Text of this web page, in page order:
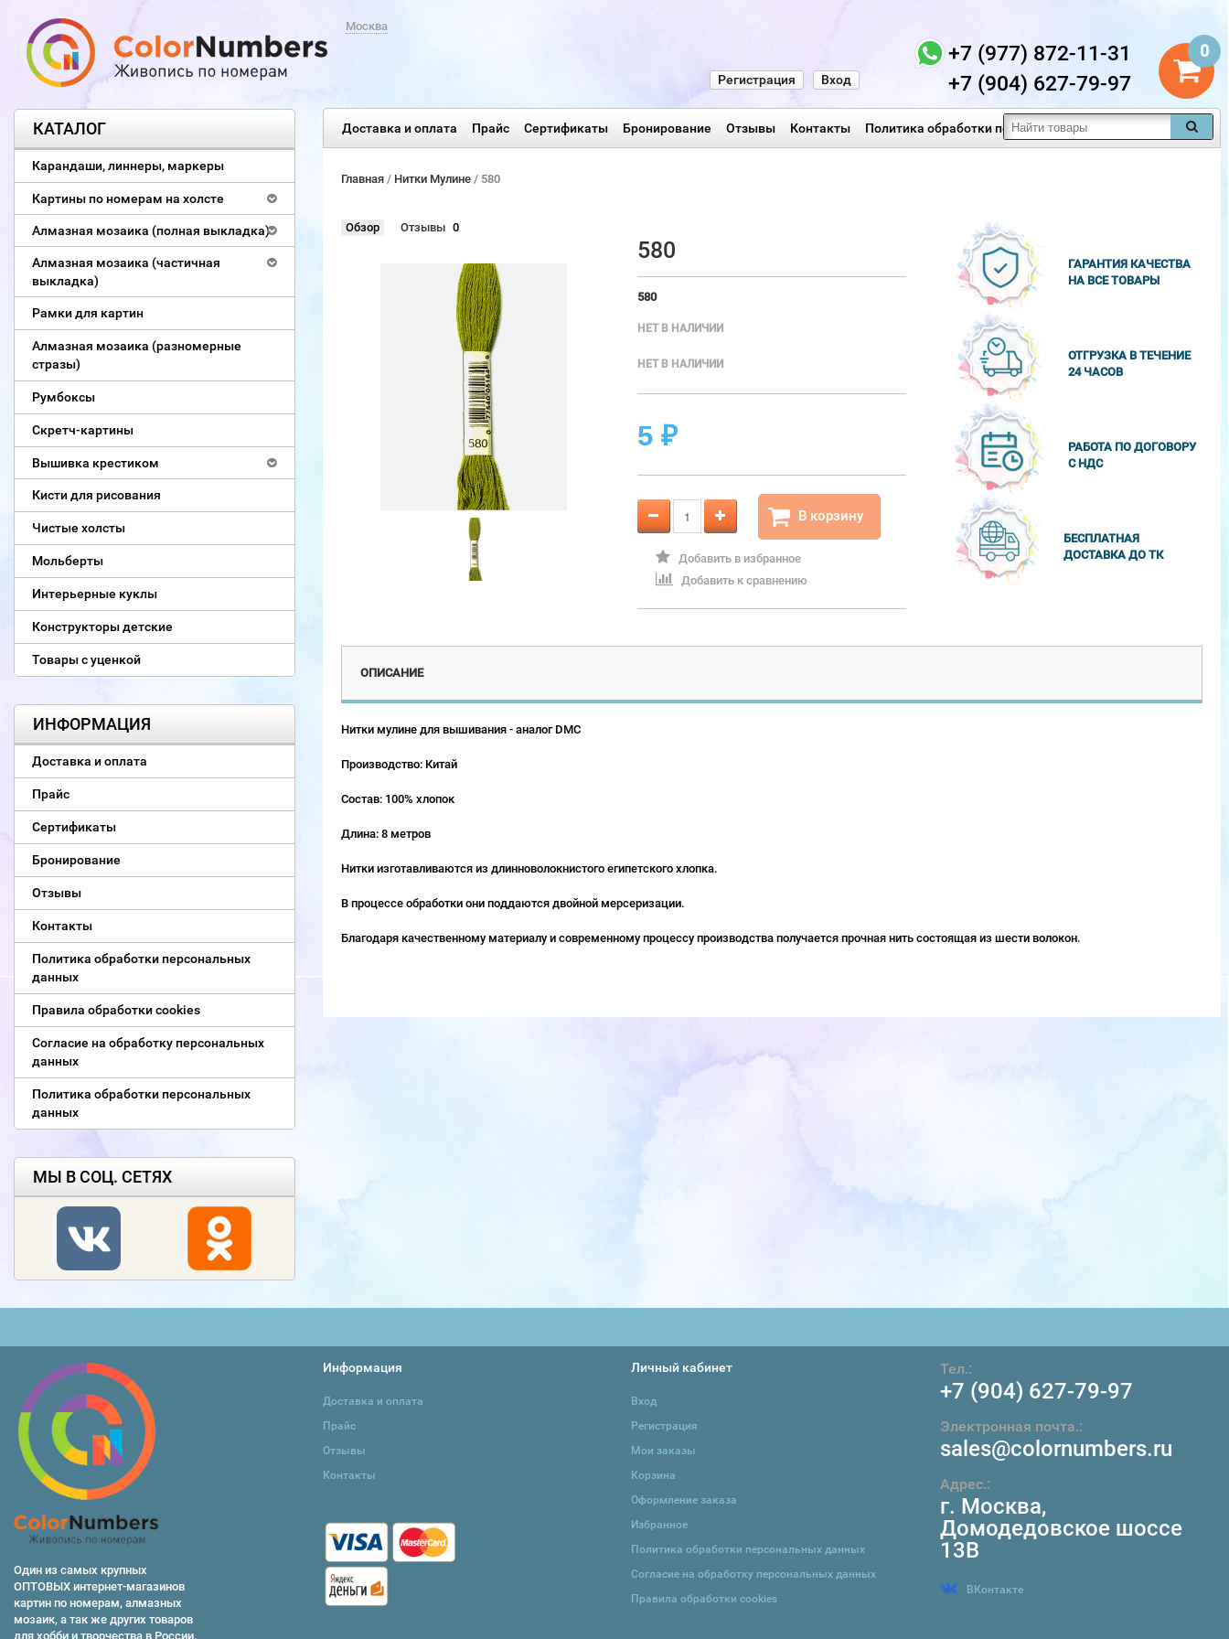
Москва
0
+7 (977) 872-11-31
+7 (904) 627-79-97
Вход
Регистрация
Доставка и оплата Прайс Сертификаты Бронирование Отзывы Контакты Политика обработки персональных данных
КАТАЛОГ
Карандаши, линнеры, маркеры
Картины по номерам на холсте
Алмазная мозаика (полная выкладка)
Алмазная мозаика (частичная
выкладка)
Рамки для картин
Алмазная мозаика (разномерные
стразы)
Румбоксы
Скретч-картины
Вышивка крестиком
Кисти для рисования
Чистые холсты
Мольберты
Интерьерные куклы
Конструкторы детские
Товары с уценкой
ИНФОРМАЦИЯ
Доставка и оплата
Прайс
Сертификаты
Бронирование
Отзывы
Контакты
Политика обработки персональных
данных
Правила обработки cookies
Согласие на обработку персональных
данных
Политика обработки персональных
данных
МЫ В СОЦ. СЕТЯХ
Главная/ Нитки Мулине / 580
Обзор Отзывы 0
580
580
НЕТ В НАЛИЧИИ
НЕТ В НАЛИЧИИ
5 ₽
В корзину
Добавить в избранное
Добавить к сравнению
ГАРАНТИЯ КАЧЕСТВА
НА ВСЕ ТОВАРЫ
ОТГРУЗКА В ТЕЧЕНИЕ
24 ЧАСОВ
РАБОТА ПО ДОГОВОРУ
С НДС
БЕСПЛАТНАЯ
ДОСТАВКА ДО ТК
ОПИСАНИЕ
Нитки мулине для вышивания - аналог DMC
Производство: Китай
Состав: 100% хлопок
Длина: 8 метров
Нитки изготавливаются из длинноволокнистого египетского хлопка.
В процессе обработки они поддаются двойной мерсеризации.
Благодаря качественному материалу и современному процессу производства получается прочная нить состоящая из шести волокон.
Один из самых крупных
ОПТОВЫХ интернет-магазинов
картин по номерам, алмазных
мозаик, а так же других товаров
для хобби и творчества в России.
Информация
Доставка и оплата
Прайс
Отзывы
Контакты
Личный кабинет
Вход
Регистрация
Мои заказы
Корзина
Оформление заказа
Избранное
Политика обработки персональных данных
Согласие на обработку персональных данных
Правила обработки cookies
Тел.:
+7 (904) 627-79-97
Электронная почта.:
sales@colornumbers.ru
Адрес.:
г. Москва,
Домодедовское шоссе
13В
ВКонтакте